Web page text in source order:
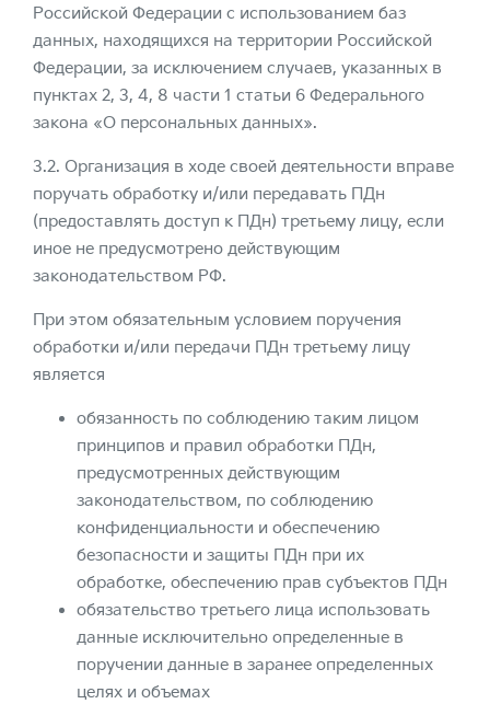
Российской Федерации с использованием баз
данных, находящихся на территории Российской
Федерации, за исключением случаев, указанных в
пунктах 2, 3, 4, 8 части 1 статьи 6 Федерального
закона «О персональных данных».
3.2. Организация в ходе своей деятельности вправе
поручать обработку и/или передавать ПДн
(предоставлять доступ к ПДн) третьему лицу, если
иное не предусмотрено действующим
законодательством РФ.
При этом обязательным условием поручения
обработки и/или передачи ПДн третьему лицу
является
обязанность по соблюдению таким лицом
принципов и правил обработки ПДн,
предусмотренных действующим
законодательством, по соблюдению
конфиденциальности и обеспечению
безопасности и защиты ПДн при их
обработке, обеспечению прав субъектов ПДн
обязательство третьего лица использовать
данные исключительно определенные в
поручении данные в заранее определенных
целях и объемах